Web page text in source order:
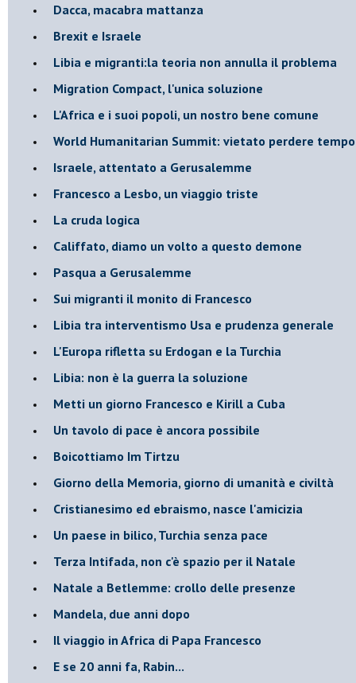
Dacca, macabra mattanza
Brexit e Israele
Libia e migranti:la teoria non annulla il problema
Migration Compact, l'unica soluzione
L'Africa e i suoi popoli, un nostro bene comune
World Humanitarian Summit: vietato perdere tempo
Israele, attentato a Gerusalemme
Francesco a Lesbo, un viaggio triste
La cruda logica
Califfato, diamo un volto a questo demone
Pasqua a Gerusalemme
Sui migranti il monito di Francesco
Libia tra interventismo Usa e prudenza generale
L'Europa rifletta su Erdogan e la Turchia
Libia: non è la guerra la soluzione
Metti un giorno Francesco e Kirill a Cuba
Un tavolo di pace è ancora possibile
Boicottiamo Im Tirtzu
Giorno della Memoria, giorno di umanità e civiltà
Cristianesimo ed ebraismo, nasce l'amicizia
Un paese in bilico, Turchia senza pace
Terza Intifada, non c'è spazio per il Natale
Natale a Betlemme: crollo delle presenze
Mandela, due anni dopo
Il viaggio in Africa di Papa Francesco
E se 20 anni fa, Rabin...